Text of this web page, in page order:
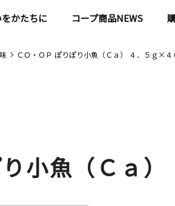
かたちに コープ商品NEWS
ＣＯ・ＯＰ ぽりぽり小魚（Ｃａ） ４．５ｇ×４
小魚（Ｃａ